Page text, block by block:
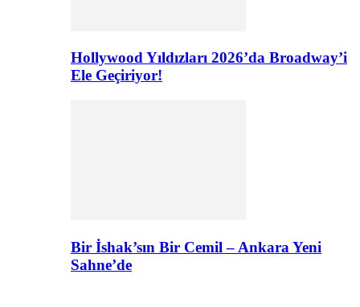
Hollywood Yıldızları 2026’da Broadway’i
Ele Geçiriyor!
Bir İshak’sın Bir Cemil – Ankara Yeni
Sahne’de